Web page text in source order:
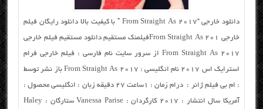
دانلود خارجی “From Straight As 2017 ” با کیفیت بالا دانلود رایگان فیلم
خارجی From Straight As 201فیلمنک مستقیم دانلود مستقیم فیلم خارجی
From Straight As 2017 از سرور سایت نام فارسی : فیلم خارجی فرام
استرایک اس ۲۰۱۷ نام انگلیسی : From Straight As 2017 باز نشر توسط
: ام بی فیلم ژانر : درام زمان : ۱ساعت ۲۷ دقیقه زبان : انگلیسی محصول :
آمریکا سال انتشار : ۲۰۱۷ کارگردان : Vanessa Parise ستارگان : Haley